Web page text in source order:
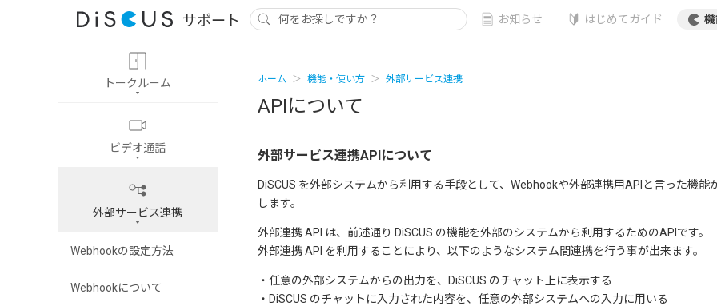
お知らせ はじめてガイド
トークルーム
ビデオ通話
外部サービス連携
Webhookの設定方法
Webhookについて
ホーム 機能・使い方 外部サービス連携
APIについて
外部サービス連携APIについて
DiSCUS を外部システムから利用する手段として、Webhookや外部連携用APIと言った機
します。
外部連携 API は、前述通り DiSCUS の機能を外部のシステムから利用するためのAPIです。
外部連携 API を利用することにより、以下のようなシステム間連携を行う事が出来ます。
・任意の外部システムからの出力を、DiSCUS のチャット上に表示する
・DiSCUS のチャットに入力された内容を、任意の外部システムへの入力に用いる